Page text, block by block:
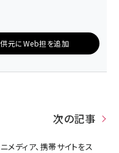
元にWeb担を追加
次の記事
メディア、携帯サイトをス